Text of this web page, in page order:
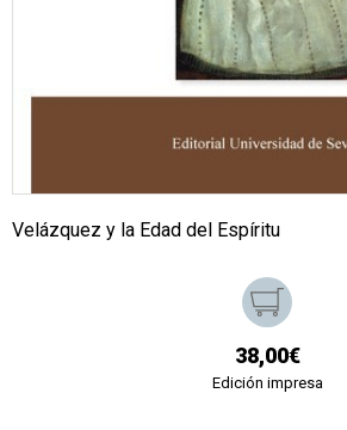
Velázquez y la Edad del Espíritu
38,00€
Edición impresa